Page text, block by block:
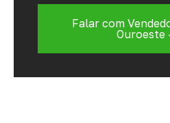
Falar com
Ouroeste